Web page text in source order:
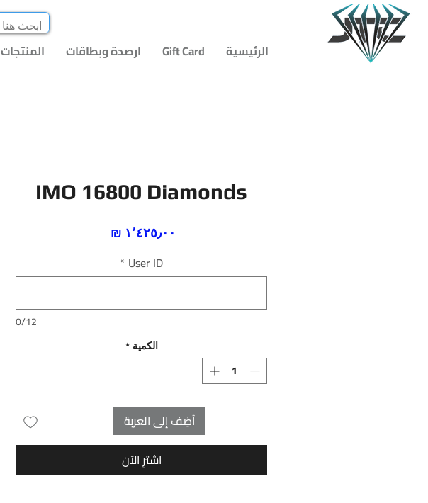
الرئيسية Gift Card ارصدة وبطاقات المنتجات
IMO 16800 Diamonds
User ID
*
0/12
الكمية *
أضِف إلى العربة
اشترِ الآن